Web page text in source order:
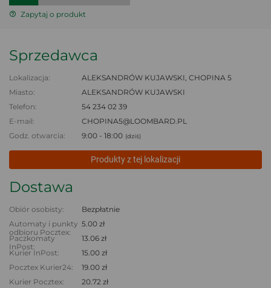
Zapytaj o produkt
Sprzedawca
Lokalizacja:
ALEKSANDRÓW KUJAWSKI, CHOPINA 5
Miasto:
ALEKSANDRÓW KUJAWSKI
Telefon:
54 234 02 39
E-mail:
CHOPINA5@LOOMBARD.PL
Godz. otwarcia:
9:00 - 18:00 (dziś)
Produkty z tej lokalizacji
Dostawa
Obiór osobisty:
Bezpłatnie
Automaty i punkty
odbioru Pocztex:
5.00 zł
Paczkomaty
InPost:
13.06 zł
Kurier InPost:
15.00 zł
Pocztex Kurier24:
19.00 zł
Kurier Pocztex:
20.72 zł